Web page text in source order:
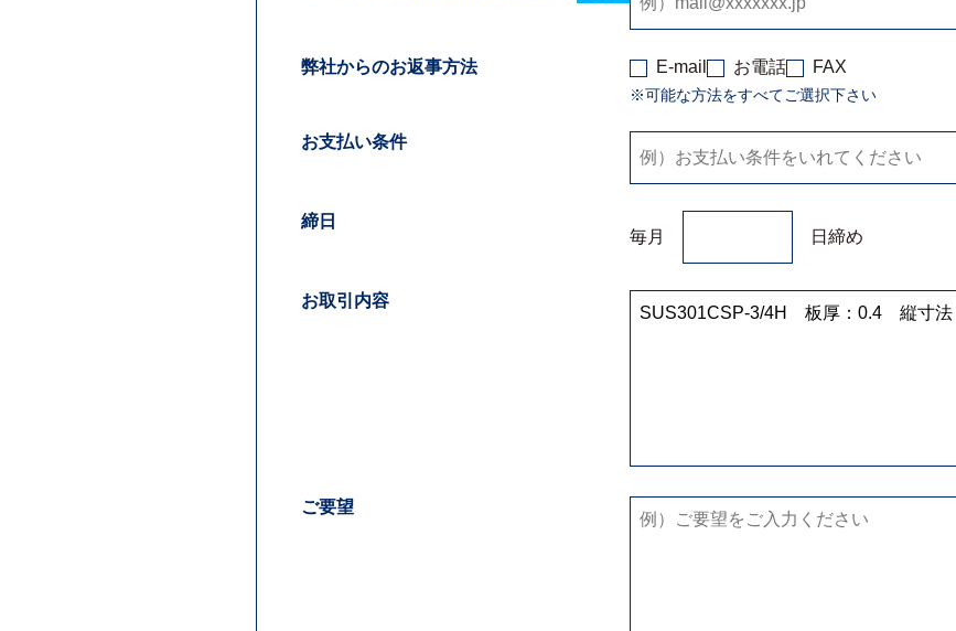
弊社からのお返事方法 E-mail お電話 FAX
※可能な方法をすべてご選択下さい
お支払い条件
締日
毎月
日締め
お取引内容
ご要望